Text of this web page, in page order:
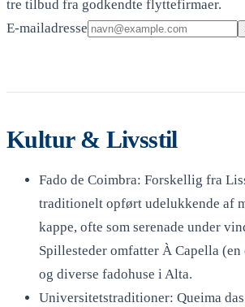
tre tilbud fra godkendte flyttefirmaer.
E-mailadresse
Kultur & Livsstil
Fado de Coimbra: Forskellig fra
traditionelt opført udelukkende af
kappe, ofte som serenade under
Spillesteder omfatter À Capella
og diverse fadohuse i Alta.
Universitetstraditioner: Queima